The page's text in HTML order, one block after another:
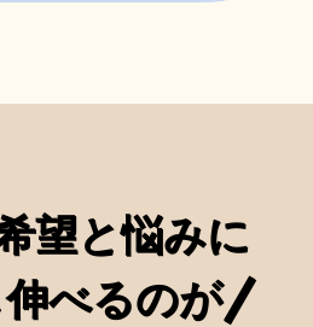
望と悩みに
べるのが|